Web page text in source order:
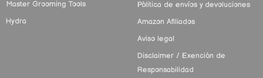
Master Grooming Tools
Hydra
Pólitica de envíos y devoluciones
Amazon Afiliados
Aviso legal
Disclaimer / Exención de
Responsabilidad